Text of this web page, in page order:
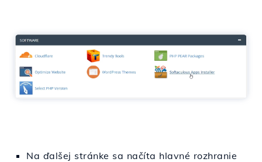
Na ďalšej stránke sa načíta hlavné rozhranie